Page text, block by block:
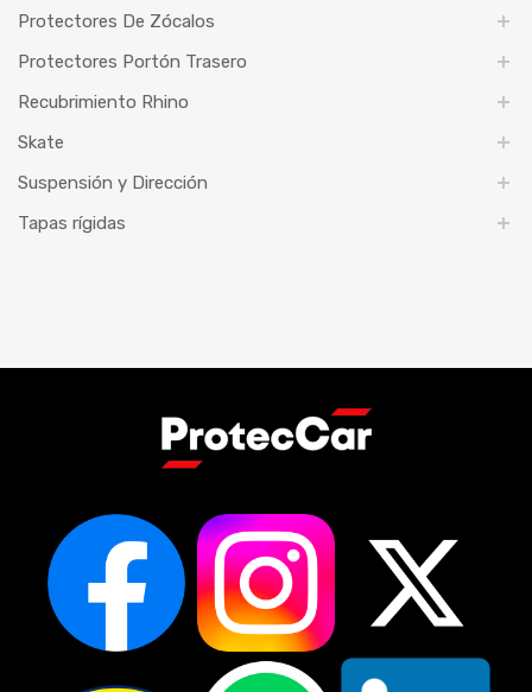
Protectores De Zócalos
Protectores Portón Trasero
Recubrimiento Rhino
Skate
Suspensión y Dirección
Tapas rígidas